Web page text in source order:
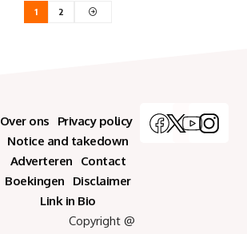
1 2
Over ons
Privacy policy
Notice and takedown
Adverteren
Contact
Boekingen
Disclaimer
Link in Bio
Copyright @